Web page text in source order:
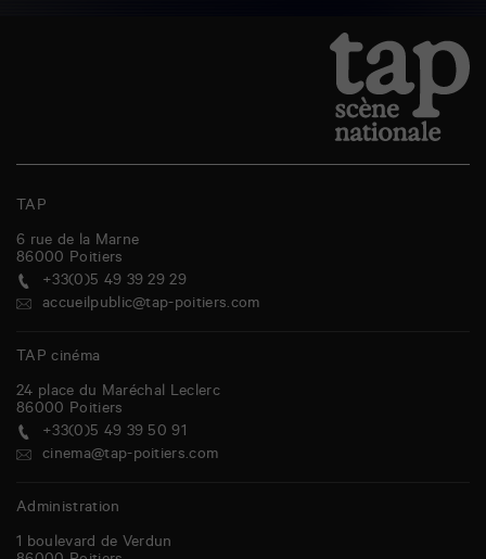
TAP
6 rue de la Marne
86000 Poitiers
+33(0)5 49 39 29 29
accueilpublic@tap-poitiers.com
TAP cinéma
24 place du Maréchal Leclerc
86000 Poitiers
+33(0)5 49 39 50 91
cinema@tap-poitiers.com
Administration
1 boulevard de Verdun